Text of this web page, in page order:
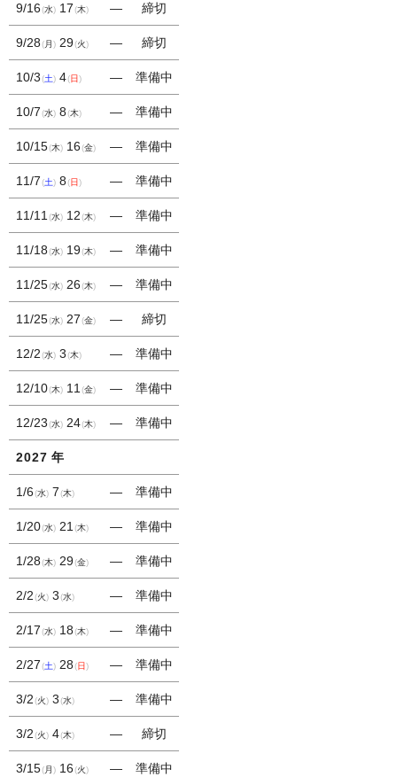
9/16 水 17 木 ― 締切
9/28 月 29 火 ― 締切
10/3 土 4 日 ― 準備中
10/7 水 8 木 ― 準備中
10/15 木 16 金 ― 準備中
11/7 土 8 日 ― 準備中
11/11 水 12 木 ― 準備中
11/18 水 19 木 ― 準備中
11/25 水 26 木 ― 準備中
11/25 水 27 金 ― 締切
12/2 水 3 木 ― 準備中
12/10 木 11 金 ― 準備中
12/23 水 24 木 ― 準備中
2027 年
1/6 水 7 木 ― 準備中
1/20 水 21 木 ― 準備中
1/28 木 29 金 ― 準備中
2/2 火 3 水 ― 準備中
2/17 水 18 木 ― 準備中
2/27 土 28 日 ― 準備中
3/2 火 3 水 ― 準備中
3/2 火 4 木 ― 締切
3/15 月 16 火 ― 準備中